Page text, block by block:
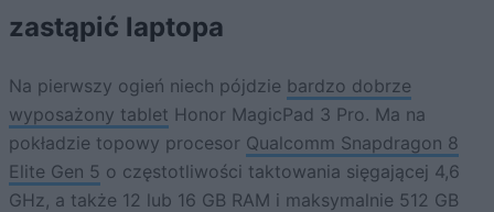
zastąpić laptopa
Na pierwszy ogień niech pójdzie bardzo dobrze
wyposażony tablet Honor MagicPad 3 Pro. Ma na
pokładzie topowy procesor Qualcomm Snapdragon 8
Elite Gen 5 o częstotliwości taktowania sięgającej 4,6
GHz, a także 12 lub 16 GB RAM i maksymalnie 512 GB